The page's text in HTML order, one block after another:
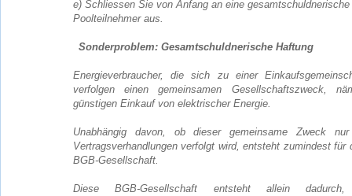
e) Schliessen Sie von Anfang an eine gesamtschuldnerische
Poolteilnehmer aus.
Sonderproblem: Gesamtschuldnerische Haftung
Energieverbraucher, die sich zu einer
verfolgen einen gemeinsamen Gesellschaftszweck,
günstigen Einkauf von elektrischer Energie.
Unabhängig davon, ob dieser gemeinsame Zweck
Vertragsverhandlungen verfolgt wird, entsteht zumindest für
BGB-Gesellschaft.
Diese BGB-Gesellschaft entsteht allein